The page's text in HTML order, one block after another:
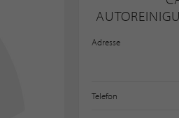
Adresse
Telefon